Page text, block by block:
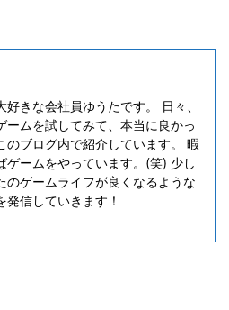
好きな会社員ゆうたです。 日々、
ームを試してみて、本当に良かっ
のブログ内で紹介しています。 暇
ゲームをやっています。(笑) 少し
のゲームライフが良くなるような
発信していきます！